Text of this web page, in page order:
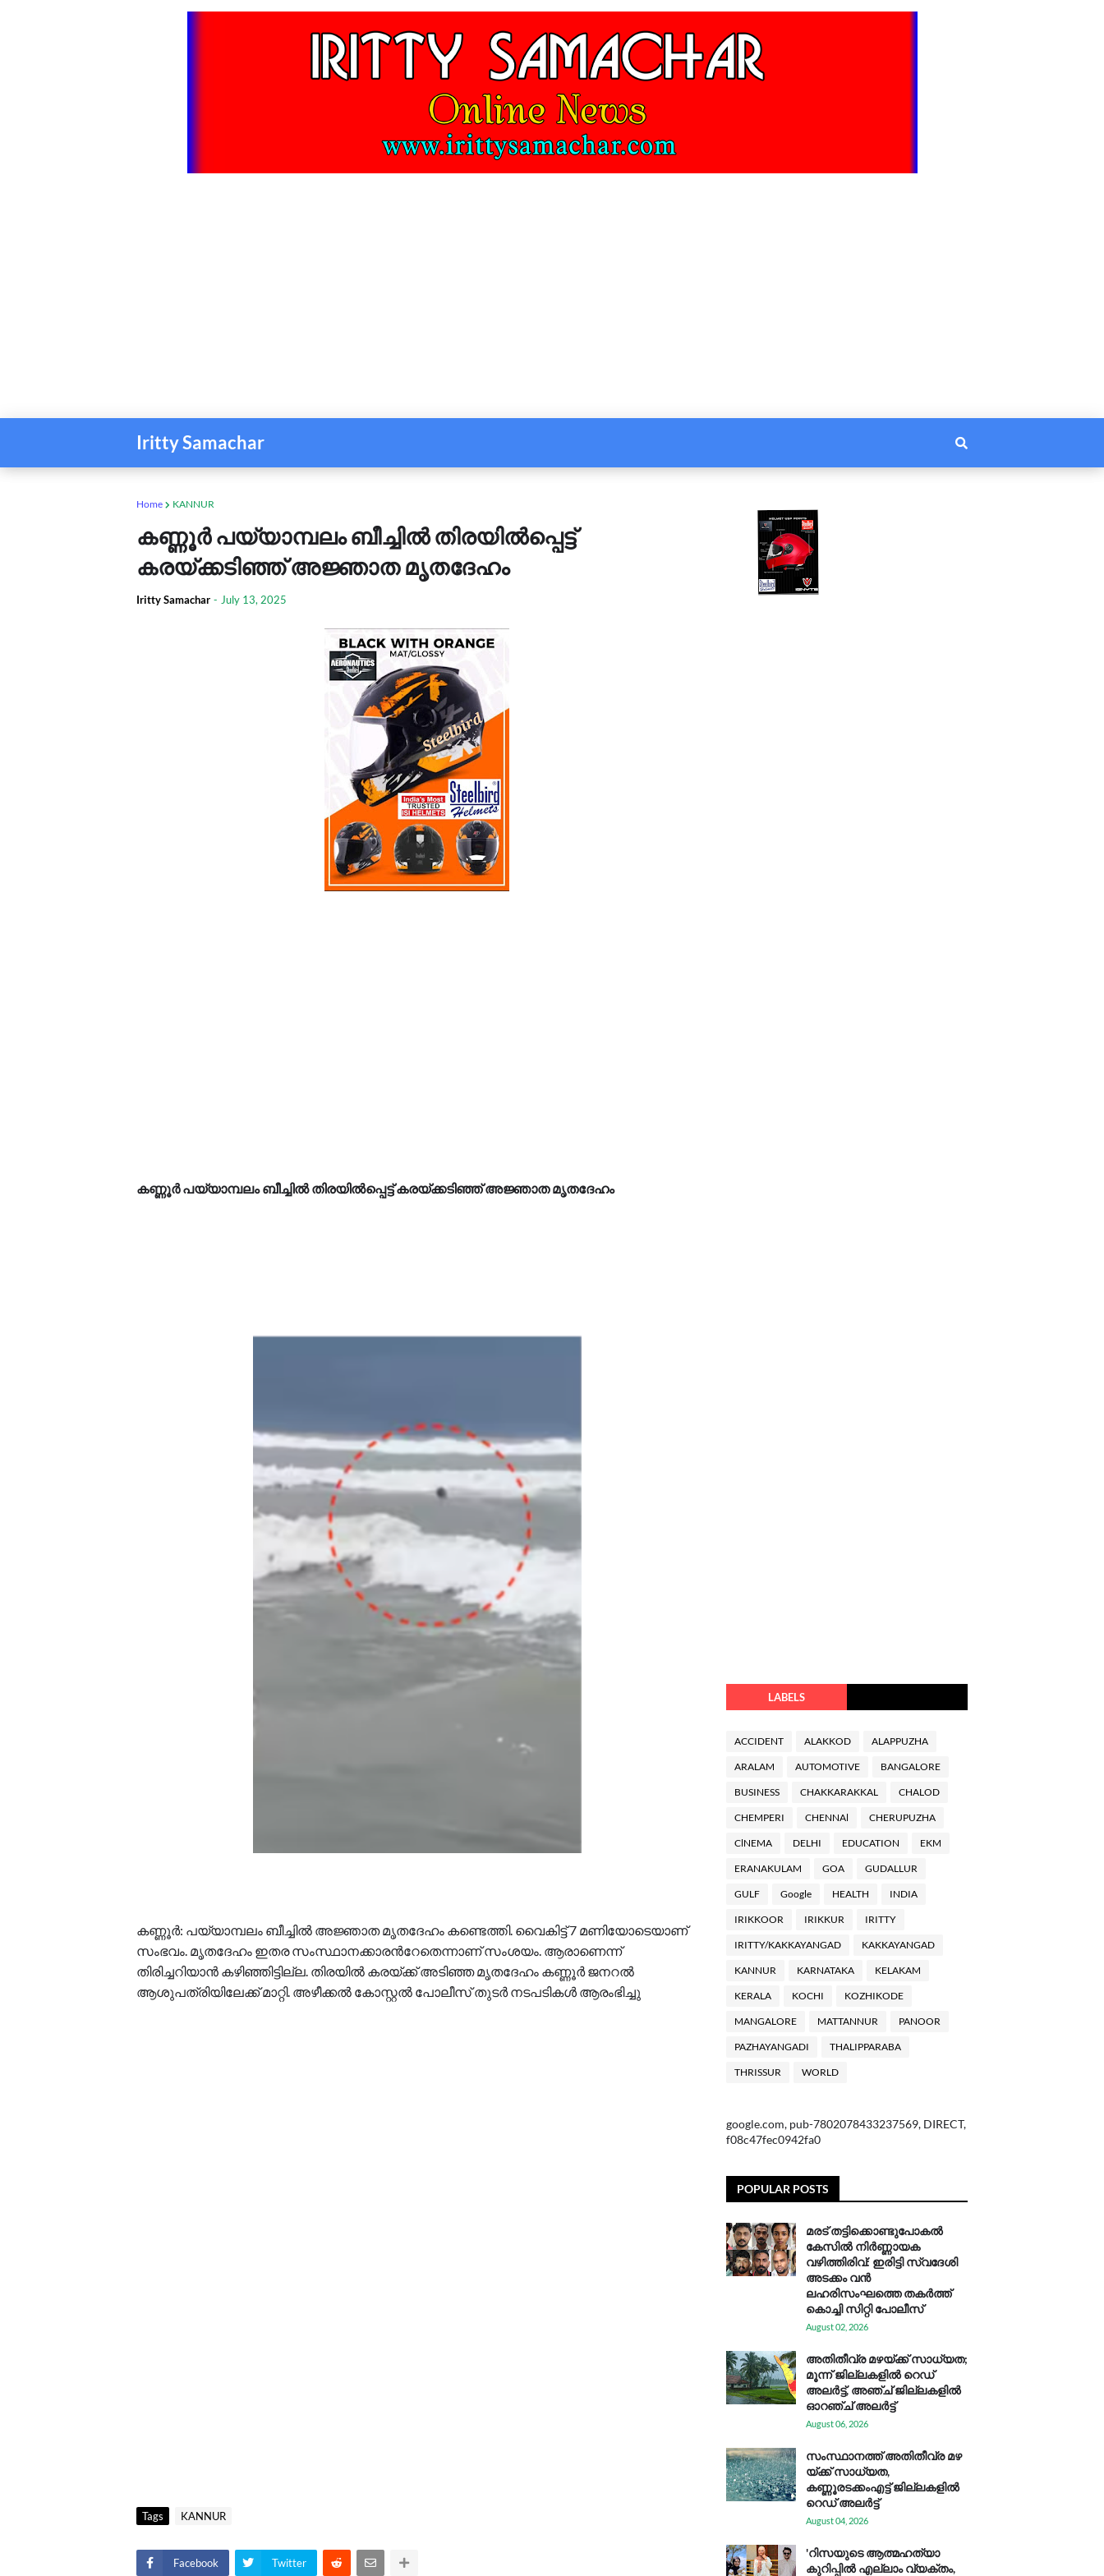
Iritty Samachar
Home KANNUR
കണ്ണൂർ പയ്യാമ്പലം ബീച്ചിൽ തിരയിൽപ്പെട്ട്
കരയ്ക്കടിഞ്ഞ് അജ്ഞാത മൃതദേഹം
Iritty Samachar - July 13, 2025
കണ്ണൂർ പയ്യാമ്പലം ബീച്ചിൽ തിരയിൽപ്പെട്ട് കരയ്ക്കടിഞ്ഞ് അജ്ഞാത മൃതദേഹം
കണ്ണൂർ: പയ്യാമ്പലം ബീച്ചിൽ അജ്ഞാത മൃതദേഹം കണ്ടെത്തി. വൈകിട്ട് 7 മണിയോടെയാണ്
സംഭവം. മൃതദേഹം ഇതര സംസ്ഥാനക്കാരന്‍റേതെന്നാണ് സംശയം. ആരാണെന്ന്
തിരിച്ചറിയാൻ കഴിഞ്ഞിട്ടില്ല. തിരയിൽ കരയ്ക്ക് അടിഞ്ഞ മൃതദേഹം കണ്ണൂർ ജനറൽ
ആശുപത്രിയിലേക്ക് മാറ്റി. അഴീക്കൽ കോസ്റ്റൽ പോലീസ് തുടർ നടപടികൾ ആരംഭിച്ചു
Tags KANNUR
Facebook Twitter
LABELS
ACCIDENT ALAKKOD ALAPPUZHA
ARALAM AUTOMOTIVE BANGALORE
BUSINESS CHAKKARAKKAL CHALOD
CHEMPERI CHENNAl CHERUPUZHA
ClNEMA DELHI EDUCATION EKM
ERANAKULAM GOA GUDALLUR
GULF Google HEALTH INDIA
IRIKKOOR IRIKKUR IRITTY
IRITTY/KAKKAYANGAD KAKKAYANGAD
KANNUR KARNATAKA KELAKAM
KERALA KOCHI KOZHIKODE
MANGALORE MATTANNUR PANOOR
PAZHAYANGADI THALIPPARABA
THRISSUR WORLD
google.com, pub-7802078433237569, DIRECT,
f08c47fec0942fa0
POPULAR POSTS
മരട് തട്ടിക്കൊണ്ടുപോകൽ
കേസിൽ നിർണ്ണായക
വഴിത്തിരിവ്: ഇരിട്ടി സ്വദേശി
അടക്കം വൻ
ലഹരിസംഘത്തെ തകർത്ത്
കൊച്ചി സിറ്റി പോലീസ്
August 02, 2026
അതിതീവ്ര മഴയ്ക്ക് സാധ്യത;
മൂന്ന് ജില്ലകളിൽ റെഡ്
അലർട്ട്, അഞ്ച് ജില്ലകളിൽ
ഓറഞ്ച് അലർട്ട്
August 06, 2026
സം​സ്ഥാ​ന​ത്ത് അ​തി​തീ​വ്ര മ​ഴ​
യ്ക്ക് സാ​ധ്യ​ത,
കണ്ണൂരടക്കംഎ​ട്ട് ജി​ല്ല​ക​ളി​ൽ
റെ​ഡ് അ​ലർ​ട്ട്
August 04, 2026
'റിസയുടെ ആത്മഹത്യാ
കുറിപ്പിൽ എല്ലാം വ്യക്തം,